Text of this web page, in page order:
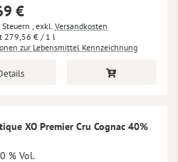
€
exkl. Versandkosten
279,56 € / 1 l
zur Lebensmittel Kennzeichnung
XO Premier Cru Cognac 40%
% Vol.